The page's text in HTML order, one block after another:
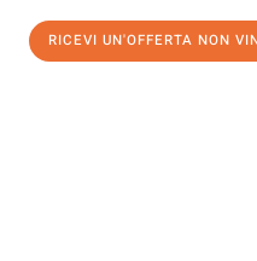
RICEVI UN'OFFERTA NON